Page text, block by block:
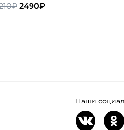
₽ Первоначальная
2490₽Текущая
Наши